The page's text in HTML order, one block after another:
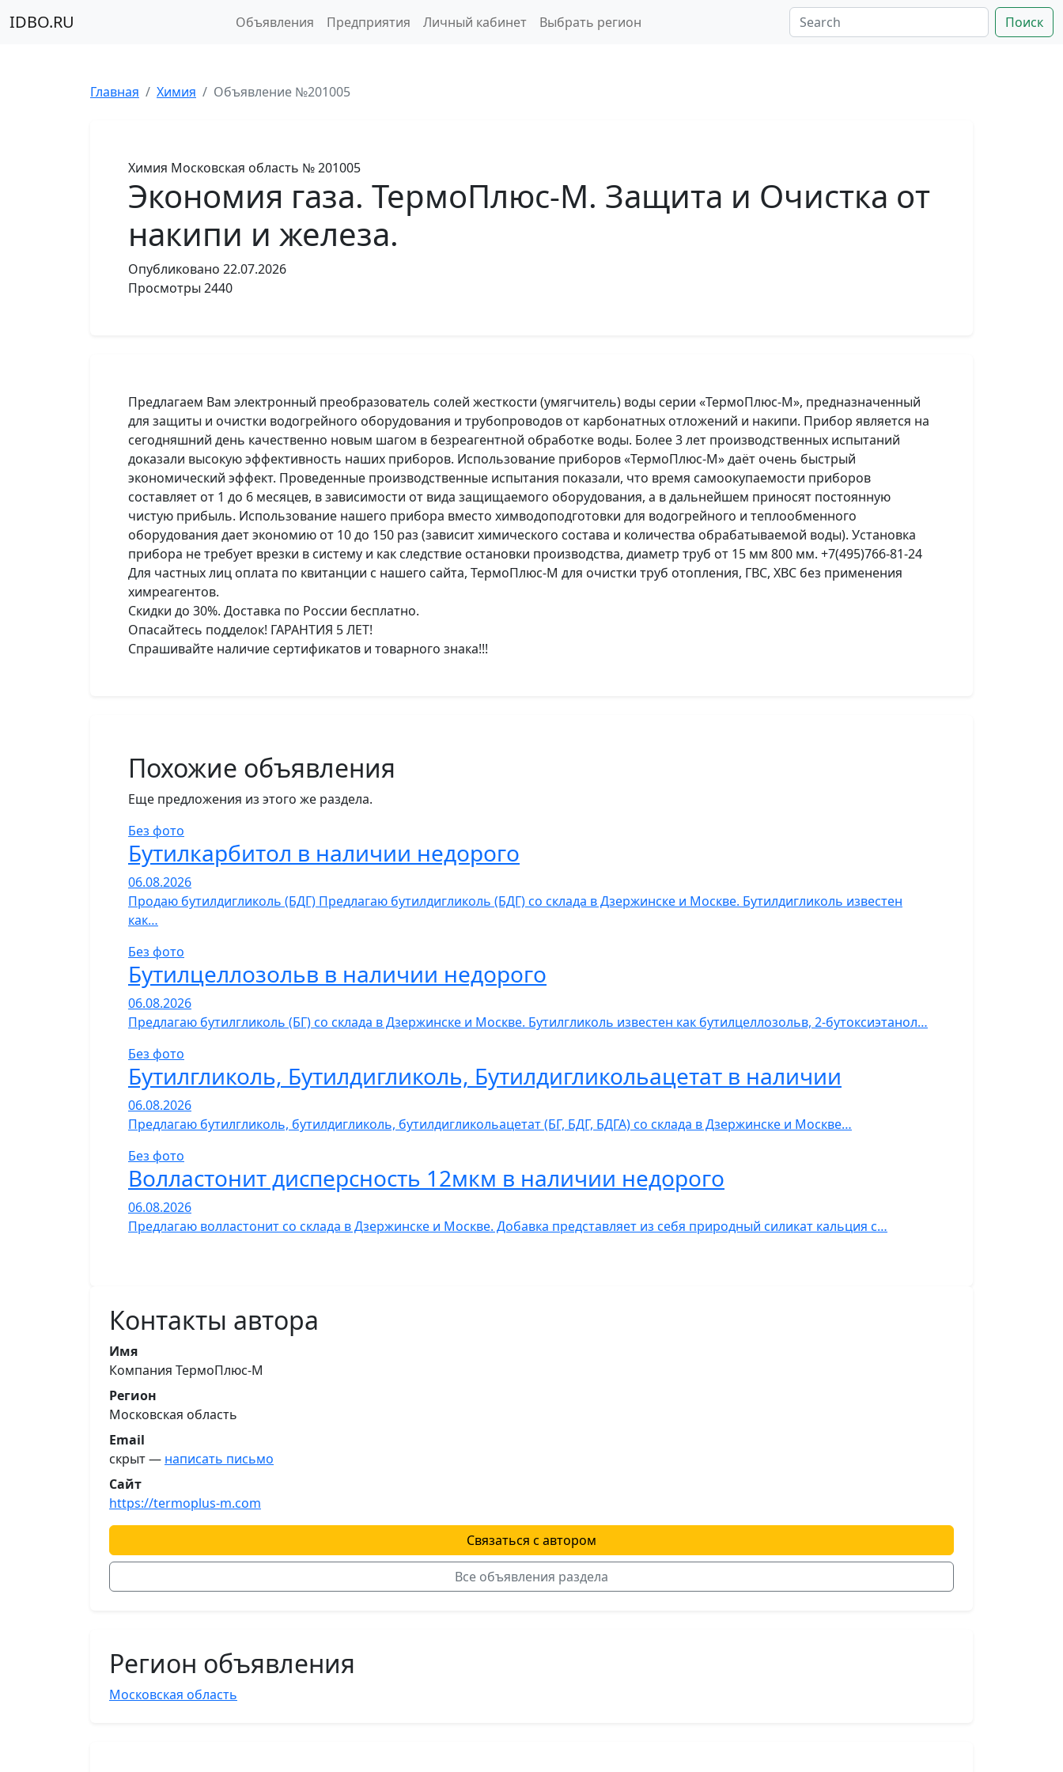
IDBO.RU Объявления Предприятия Личный кабинет Выбрать регион Поиск
Главная Химия Объявление №201005
Химия Московская область № 201005
Экономия газа. ТермоПлюс-М. Защита и Очистка от
накипи и железа.
Опубликовано 22.07.2026
Просмотры 2440
Предлагаем Вам электронный преобразователь солей жесткости (умягчитель) воды серии «ТермоПлюс-М», предназначенный
для защиты и очистки водогрейного оборудования и трубопроводов от карбонатных отложений и накипи. Прибор является на
сегодняшний день качественно новым шагом в безреагентной обработке воды. Более 3 лет производственных испытаний
доказали высокую эффективность наших приборов. Использование приборов «ТермоПлюс-М» даёт очень быстрый
экономический эффект. Проведенные производственные испытания показали, что время самоокупаемости приборов
составляет от 1 до 6 месяцев, в зависимости от вида защищаемого оборудования, а в дальнейшем приносят постоянную
чистую прибыль. Использование нашего прибора вместо химводоподготовки для водогрейного и теплообменного
оборудования дает экономию от 10 до 150 раз (зависит химического состава и количества обрабатываемой воды). Установка
прибора не требует врезки в систему и как следствие остановки производства, диаметр труб от 15 мм 800 мм. +7(495)766-81-24
Для частных лиц оплата по квитанции с нашего сайта, ТермоПлюс-М для очистки труб отопления, ГВС, ХВС без применения
химреагентов.
Скидки до 30%. Доставка по России бесплатно.
Опасайтесь подделок! ГАРАНТИЯ 5 ЛЕТ!
Спрашивайте наличие сертификатов и товарного знака!!!
Похожие объявления
Еще предложения из этого же раздела.
Без фото
Бутилкарбитол в наличии недорого
06.08.2026
Продаю бутилдигликоль (БДГ) Предлагаю бутилдигликоль (БДГ) со склада в Дзержинске и Москве. Бутилдигликоль известен
как…
Без фото
Бутилцеллозольв в наличии недорого
06.08.2026
Предлагаю бутилгликоль (БГ) со склада в Дзержинске и Москве. Бутилгликоль известен как бутилцеллозольв, 2-бутоксиэтанол…
Без фото
Бутилгликоль, Бутилдигликоль, Бутилдигликольацетат в наличии
06.08.2026
Предлагаю бутилгликоль, бутилдигликоль, бутилдигликольацетат (БГ, БДГ, БДГА) со склада в Дзержинске и Москве…
Без фото
Волластонит дисперсность 12мкм в наличии недорого
06.08.2026
Предлагаю волластонит со склада в Дзержинске и Москве. Добавка представляет из себя природный силикат кальция с…
Контакты автора
Имя
Компания ТермоПлюс-М
Регион
Московская область
Email
скрыт — написать письмо
Сайт
https://termoplus-m.com
Связаться с автором
Все объявления раздела
Регион объявления
Московская область